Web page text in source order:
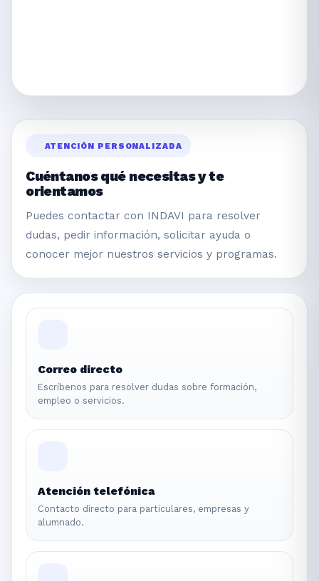
ATENCIÓN PERSONALIZADA
Cuéntanos qué necesitas y te
orientamos
Puedes contactar con INDAVI para resolver
dudas, pedir información, solicitar ayuda o
conocer mejor nuestros servicios y programas.
Correo directo
Escríbenos para resolver dudas sobre formación,
empleo o servicios.
Atención telefónica
Contacto directo para particulares, empresas y
alumnado.